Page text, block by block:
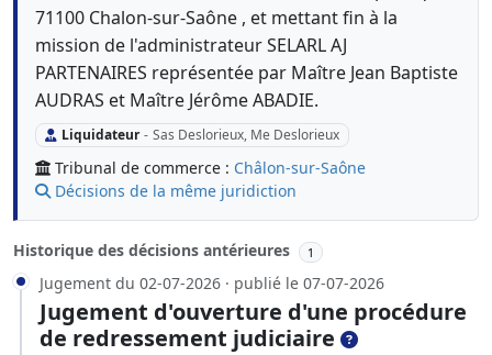
71100 Chalon-sur-Saône , et mettant fin à la
mission de l'administrateur SELARL AJ
PARTENAIRES représentée par Maître Jean Baptiste
AUDRAS et Maître Jérôme ABADIE.
Liquidateur - Sas Deslorieux, Me Deslorieux
Tribunal de commerce : Châlon-sur-Saône
Décisions de la même juridiction
Historique des décisions antérieures 1
Jugement du 02-07-2026 · publié le 07-07-2026
Jugement d'ouverture d'une procédure
de redressement judiciaire